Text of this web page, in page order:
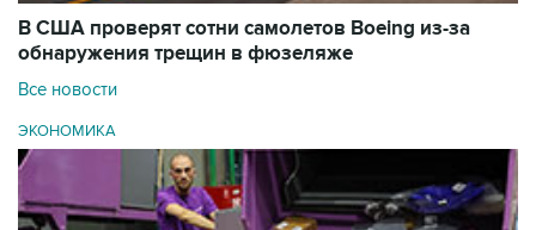
В США проверят сотни самолетов Boeing из-за
обнаружения трещин в фюзеляже
Все новости
ЭКОНОМИКА